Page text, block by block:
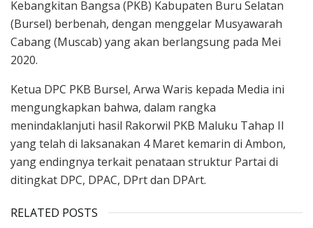
Kebangkitan Bangsa (PKB) Kabupaten Buru Selatan
(Bursel) berbenah, dengan menggelar Musyawarah
Cabang (Muscab) yang akan berlangsung pada Mei
2020.
Ketua DPC PKB Bursel, Arwa Waris kepada Media ini
mengungkapkan bahwa, dalam rangka
menindaklanjuti hasil Rakorwil PKB Maluku Tahap II
yang telah di laksanakan 4 Maret kemarin di Ambon,
yang endingnya terkait penataan struktur Partai di
ditingkat DPC, DPAC, DPrt dan DPArt.
RELATED POSTS